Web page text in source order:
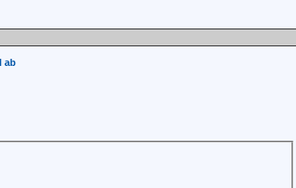
ab